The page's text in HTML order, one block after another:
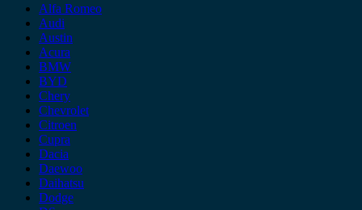
Alfa Romeo
Audi
Austin
Acura
BMW
BYD
Chery
Chevrolet
Citroen
Cupra
Dacia
Daewoo
Daihatsu
Dodge